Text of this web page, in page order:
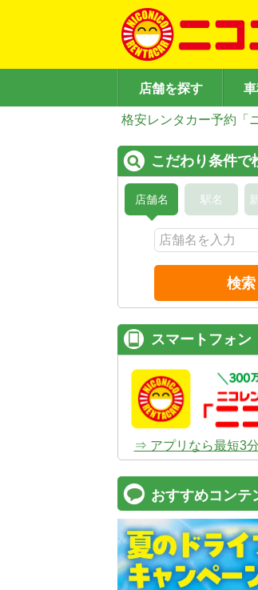
店舗を探す
格安レンタカー予約「
こだわり条件で
店舗名 駅名
検索
スマートフォン
⇒ アプリなら最短3
おすすめコンテ